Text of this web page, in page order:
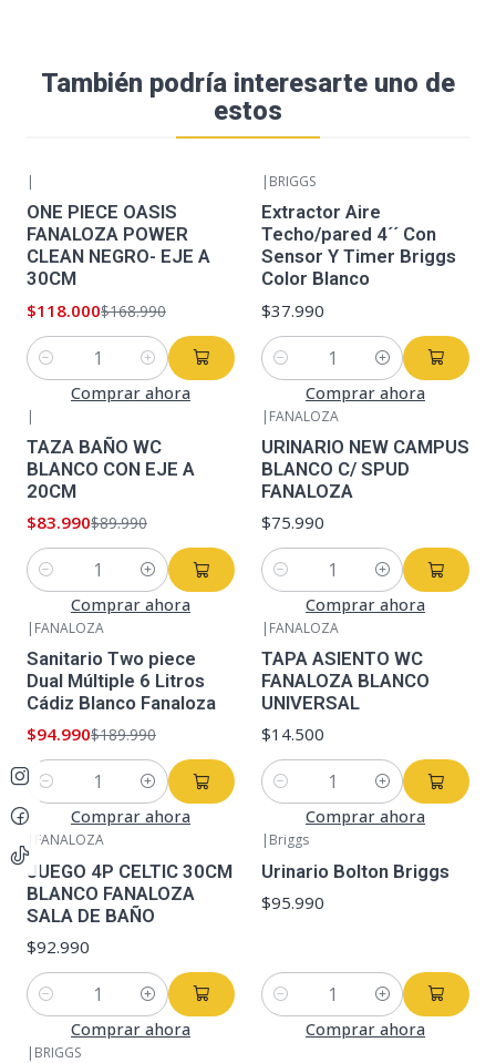
También podría interesarte uno de
estos
|
ONE PIECE OASIS
FANALOZA POWER
CLEAN NEGRO- EJE A
30CM
$118.000$168.990
Cantidad
Comprar ahora
| BRIGGS
Extractor Aire
Techo/pared 4´´ Con
Sensor Y Timer Briggs
Color Blanco
$37.990
Cantidad
Comprar ahora
|
TAZA BAÑO WC
BLANCO CON EJE A
20CM
$83.990$89.990
Cantidad
Comprar ahora
| FANALOZA
URINARIO NEW CAMPUS
BLANCO C/ SPUD
FANALOZA
$75.990
Cantidad
Comprar ahora
| FANALOZA
Sanitario Two piece
Dual Múltiple 6 Litros
Cádiz Blanco Fanaloza
$94.990$189.990
Cantidad
Comprar ahora
| FANALOZA
TAPA ASIENTO WC
FANALOZA BLANCO
UNIVERSAL
$14.500
Cantidad
Comprar ahora
FANALOZA
JUEGO 4P CELTIC 30CM
BLANCO FANALOZA
SALA DE BAÑO
$92.990
Cantidad
Comprar ahora
| Briggs
Urinario Bolton Briggs
$95.990
Cantidad
Comprar ahora
| BRIGGS